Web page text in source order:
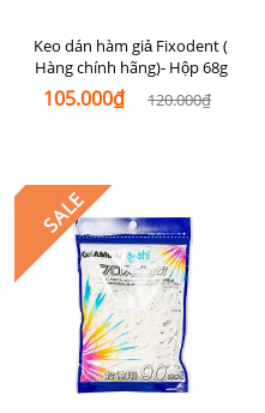
Keo dán hàm giả Fixodent (
Hàng chính hãng)- Hộp 68g
105.000₫ 120.000₫
SALE